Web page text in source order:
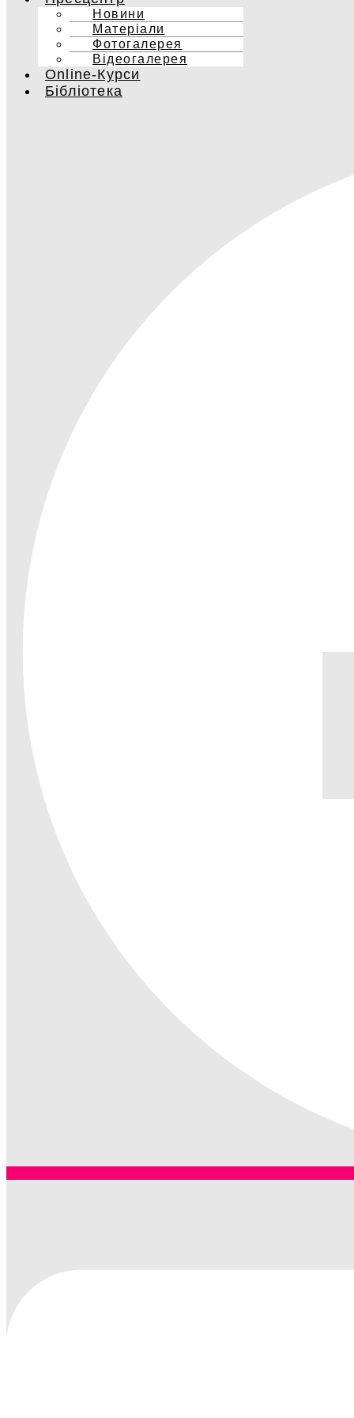
Новини
Матеріали
Фотогалерея
Відеогалерея
Online-Курси
Бібліотека